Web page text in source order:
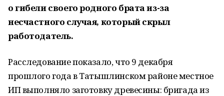
о гибели своего родного брата из-за
несчастного случая, который скрыл
работодатель.
Расследование показало, что 9 декабря
прошлого года в Татышлинском районе местное
ИП выполняло заготовку древесины: бригада из